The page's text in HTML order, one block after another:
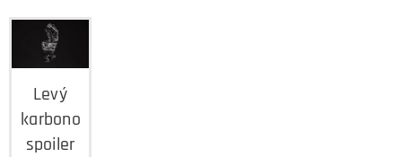
Levý
karbonový
spoiler